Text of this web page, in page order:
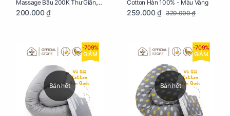
Massage Bầu 200K Thư Giãn,
Tăng Tuần Hoàn Máu, Ngủ
200.000 ₫
Cotton Hàn 100% - Màu Vàng
259.000 ₫ 329.000 ₫
Bán hết
-709%
GIẢM
Bán hết
-709%
GIẢM